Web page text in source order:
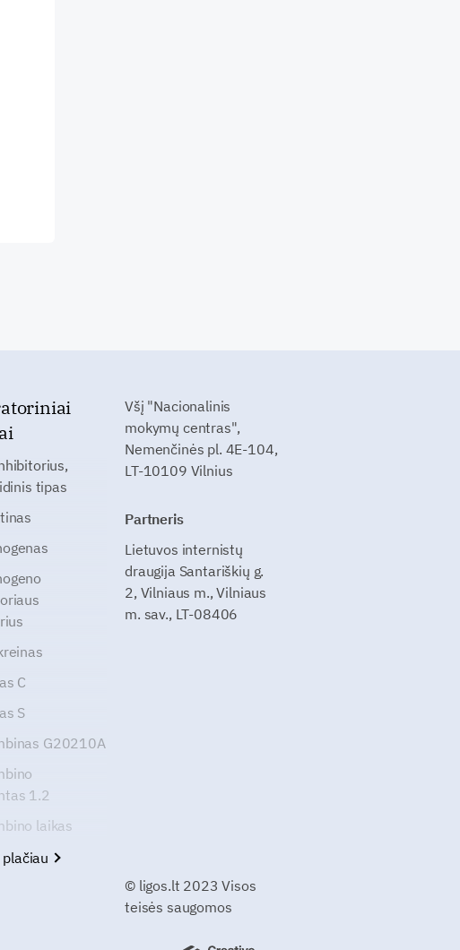
tipas
C
S
G20210A
1.2
laikas
Všį "Nacionalinis
mokymų centras",
Nemenčinės pl. 4E-104,
LT-10109 Vilnius
Partneris
Lietuvos internistų
draugija Santariškių g.
2, Vilniaus m., Vilniaus
m. sav., LT-08406
© ligos.lt 2023 Visos
teisės saugomos